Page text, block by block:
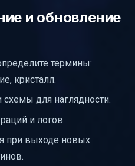
и обновление
термины:
кристалл.
схемы для наглядности.
и логов.
при выходе новых